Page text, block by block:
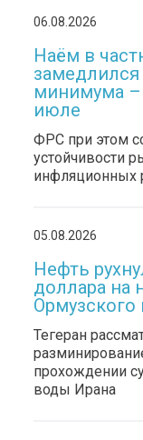
06.08.2026
Наём в
минимума –
июле
ФРС при этом
устойчивости
инфляционных
05.08.2026
Нефть
доллара на
Ормузского
Тегеран
прохождении
воды Ирана